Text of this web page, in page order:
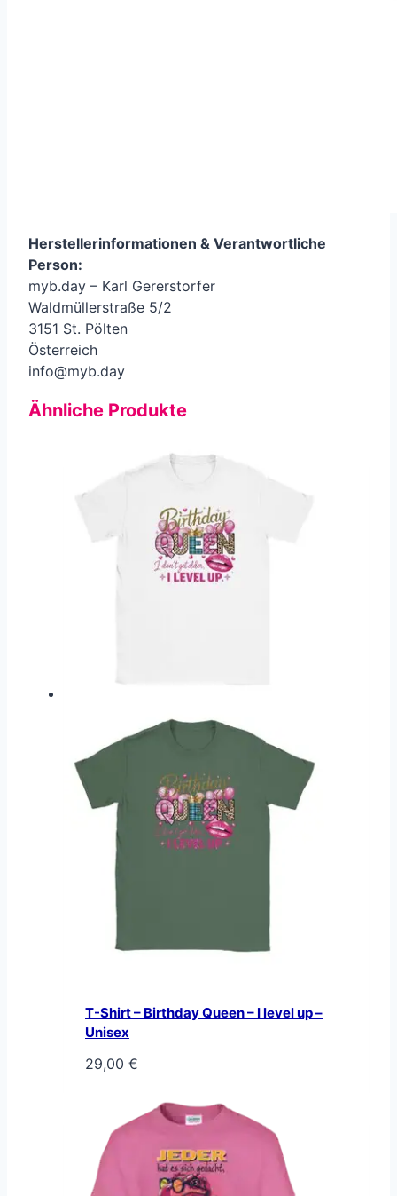
Herstellerinformationen & Verantwortliche
Person:
myb.day – Karl Gererstorfer
Waldmüllerstraße 5/2
3151 St. Pölten
Österreich
info@myb.day
Ähnliche Produkte
T-Shirt – Birthday Queen – I level up –
Unisex
29,00 €